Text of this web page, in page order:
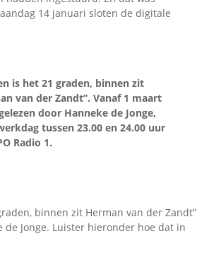
14 januari sloten de digitale
is het 21 graden, binnen zit
van der Zandt”. Vanaf 1 maart
door Hanneke de Jonge,
tussen 23.00 en 24.00 uur
Radio 1.
binnen zit Herman van der Zandt”
Jonge. Luister hieronder hoe dat in